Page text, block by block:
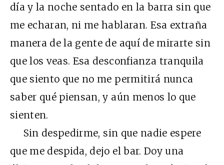
día y la noche sentado en la barra sin que
me echaran, ni me hablaran. Esa extraña
manera de la gente de aquí de mirarte sin
que los veas. Esa desconfianza tranquila
que siento que no me permitirá nunca
saber qué piensan, y aún menos lo que
sienten.
Sin despedirme, sin que nadie espere
que me despida, dejo el bar. Doy una